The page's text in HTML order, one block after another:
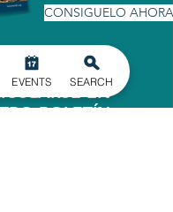
CONSIGUELO AHORA
EN
BOLETÍN
EVENTS SEARCH